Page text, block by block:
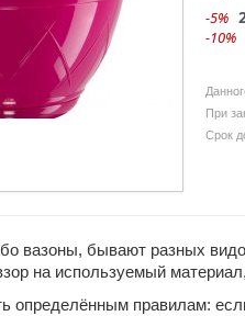
-5%
-10%
При
Срок
вазоны, бывают разных
на используемый
определённым правилам: